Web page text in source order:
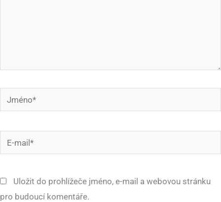
Jméno*
mail*
Uložit do prohlížeče jméno, e-mail a webovou stránku
pro budoucí komentáře.